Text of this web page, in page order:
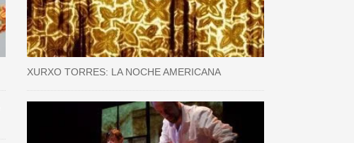
XURXO TORRES: LA NOCHE AMERICANA